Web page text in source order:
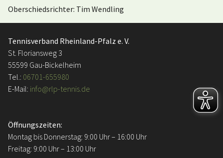
Oberschiedsrichter: Tim Wendling
Tennisverband Rheinland-Pfalz e. V.
St. Floriansweg 3
55599 Gau-Bickelheim
Tel.: 06701-655980
E-Mail: info@rlp-tennis.de
Öffnungszeiten:
Montag bis Donnerstag: 9:00 Uhr – 16:00 Uhr
Freitag: 9:00 Uhr – 13:00 Uhr